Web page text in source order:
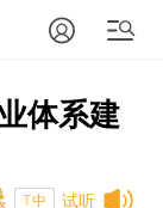
体系建
试听
T中